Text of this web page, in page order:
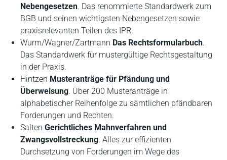
Nebengesetzen. Das renommierte Standardwerk zum
BGB und seinen wichtigsten Nebengesetzen sowie
praxisrelevanten Teilen des IPR.
Wurm/Wagner/Zartmann Das Rechtsformularbuch.
Das Standardwerk für mustergültige Rechtsgestaltung
in der Praxis.
Hintzen Musteranträge für Pfändung und
Überweisung. Über 200 Musteranträge in
alphabetischer Reihenfolge zu sämtlichen pfändbaren
Forderungen und Rechten.
Salten Gerichtliches Mahnverfahren und
Zwangsvollstreckung. Alles zur effizienten
Durchsetzung von Forderungen im Wege des